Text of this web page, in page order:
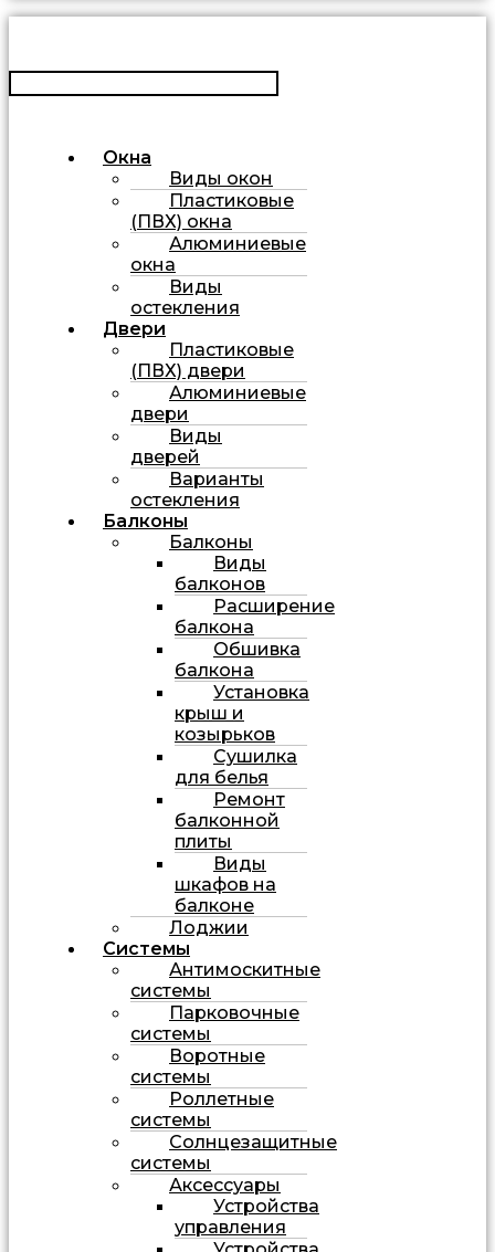
Окна
Виды окон
Пластиковые
(ПВХ) окна
Алюминиевые
окна
Виды
остекления
Двери
Пластиковые
(ПВХ) двери
Алюминиевые
двери
Виды
дверей
Варианты
остекления
Балконы
Балконы
Виды
балконов
Расширение
балкона
Обшивка
балкона
Установка
крыш и
козырьков
Сушилка
для белья
Ремонт
балконной
плиты
Виды
шкафов на
балконе
Лоджии
Системы
Антимоскитные
системы
Парковочные
системы
Воротные
системы
Роллетные
системы
Солнцезащитные
системы
Аксессуары
Устройства
управления